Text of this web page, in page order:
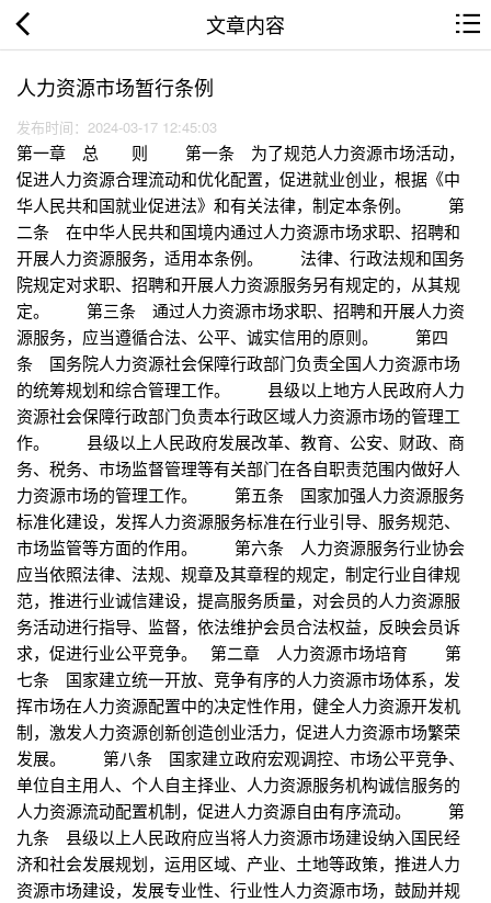
文章内容
人力资源市场暂行条例
发布时间：2024-03-17 12:45:03
第一章 总 则 第一条 为了规范人力资源市场活动，
促进人力资源合理流动和优化配置，促进就业创业，根据《中
华人民共和国就业促进法》和有关法律，制定本条例。 第
二条 在中华人民共和国境内通过人力资源市场求职、招聘和
开展人力资源服务，适用本条例。 法律、行政法规和国务
院规定对求职、招聘和开展人力资源服务另有规定的，从其规
定。 第三条 通过人力资源市场求职、招聘和开展人力资
源服务，应当遵循合法、公平、诚实信用的原则。 第四
条 国务院人力资源社会保障行政部门负责全国人力资源市场
的统筹规划和综合管理工作。 县级以上地方人民政府人力
资源社会保障行政部门负责本行政区域人力资源市场的管理工
作。 县级以上人民政府发展改革、教育、公安、财政、商
务、税务、市场监督管理等有关部门在各自职责范围内做好人
力资源市场的管理工作。 第五条 国家加强人力资源服务
标准化建设，发挥人力资源服务标准在行业引导、服务规范、
市场监管等方面的作用。 第六条 人力资源服务行业协会
应当依照法律、法规、规章及其章程的规定，制定行业自律规
范，推进行业诚信建设，提高服务质量，对会员的人力资源服
务活动进行指导、监督，依法维护会员合法权益，反映会员诉
求，促进行业公平竞争。 第二章 人力资源市场培育 第
七条 国家建立统一开放、竞争有序的人力资源市场体系，发
挥市场在人力资源配置中的决定性作用，健全人力资源开发机
制，激发人力资源创新创造创业活力，促进人力资源市场繁荣
发展。 第八条 国家建立政府宏观调控、市场公平竞争、
单位自主用人、个人自主择业、人力资源服务机构诚信服务的
人力资源流动配置机制，促进人力资源自由有序流动。 第
九条 县级以上人民政府应当将人力资源市场建设纳入国民经
济和社会发展规划，运用区域、产业、土地等政策，推进人力
资源市场建设，发展专业性、行业性人力资源市场，鼓励并规